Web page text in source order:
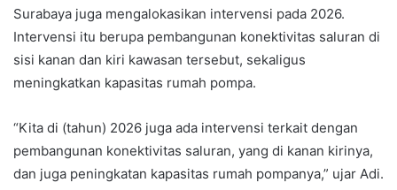
Surabaya juga mengalokasikan intervensi pada 2026.
Intervensi itu berupa pembangunan konektivitas saluran di
sisi kanan dan kiri kawasan tersebut, sekaligus
meningkatkan kapasitas rumah pompa.
“Kita di (tahun) 2026 juga ada intervensi terkait dengan
pembangunan konektivitas saluran, yang di kanan kirinya,
dan juga peningkatan kapasitas rumah pompanya,” ujar Adi.